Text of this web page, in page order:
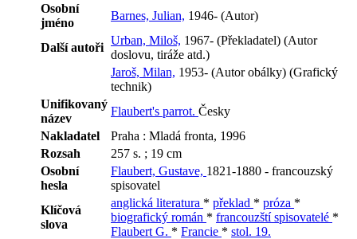
Osobní
jméno
Barnes, Julian, 1946- (Autor)
Další autoři
Urban, Miloš, 1967- (Překladatel) (Autor
doslovu, tiráže atd.)
Jaroš, Milan, 1953- (Autor obálky) (Grafický
technik)
Unifikovaný
název
Flaubert's parrot. Česky
Nakladatel
Praha : Mladá fronta, 1996
Rozsah
257 s. ; 19 cm
Osobní
hesla
Flaubert, Gustave, 1821-1880 - francouzský
spisovatel
Klíčová
slova
anglická literatura * překlad * próza *
biografický román * francouzští spisovatelé *
Flaubert G. * Francie * stol. 19.